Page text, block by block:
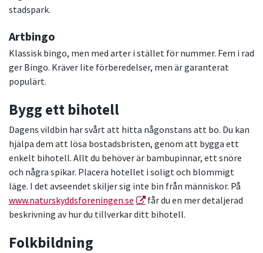
stadspark.
Artbingo
Klassisk bingo, men med arter i stället för nummer. Fem i rad
ger Bingo. Kräver lite förberedelser, men är garanterat
populärt.
Bygg ett bihotell
Dagens vildbin har svårt att hitta någonstans att bo. Du kan
hjälpa dem att lösa bostadsbristen, genom att bygga ett
enkelt bihotell. Allt du behöver är bambupinnar, ett snöre
och några spikar. Placera hotellet i soligt och blommigt
läge. I det avseendet skiljer sig inte bin från människor. På
www.naturskyddsforeningen.se
får du en mer detaljerad
beskrivning av hur du tillverkar ditt bihotell.
Folkbildning